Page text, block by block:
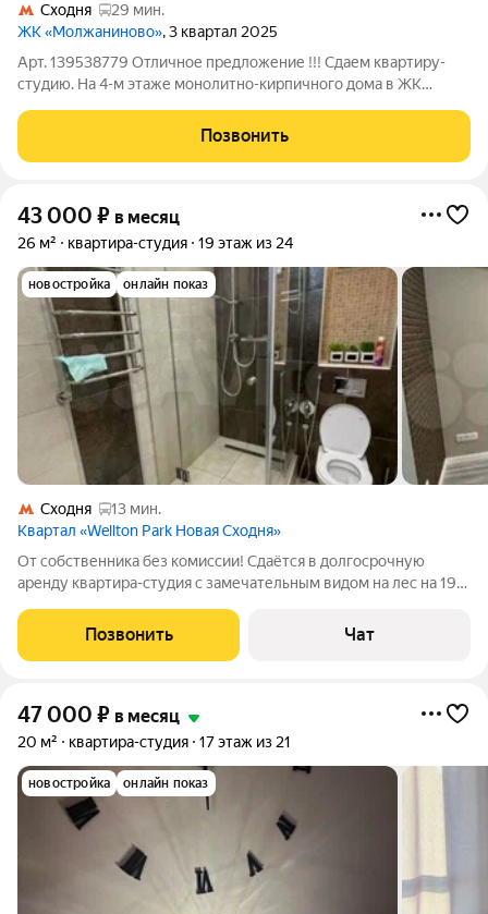
Сходня
29 мин.
ЖК «Молжаниново», 3 квартал 2025
Арт. 139538779 Отличное предложение !!! Сдаем квартиру-
студию. На 4-м этаже монолитно-кирпичного дома в ЖК
кондиционер, холодильник,стиральная машина,
посудомоечная машина, микроволновая печь, чайник,
Позвонить
43 000 ₽ в месяц
26 м² квартира-студия 19 этаж из 24
новостройка онлайн показ
Сходня
13 мин.
Квартал «Wellton Park Новая Сходня»
От собственника без комиссии! Сдаётся в долгосрочную
аренду квартира-студия с замечательным видом на лес на 19
ремонт, вся бытовая техника: варочная панель, духовой шкаф,
микроволновая печь,
Позвонить Чат
47 000 ₽ в месяц
20 м² квартира-студия 17 этаж из 21
новостройка онлайн показ